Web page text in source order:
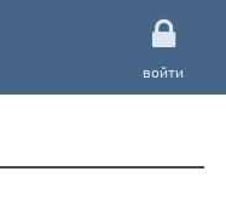
войти